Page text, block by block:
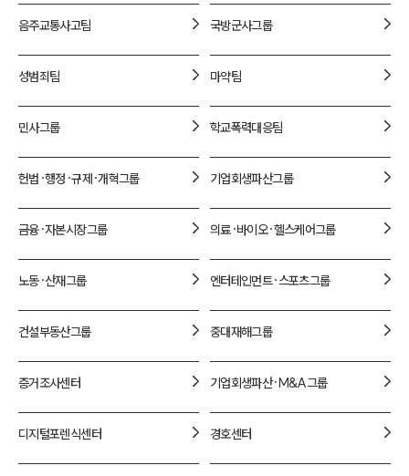
음주교통사고팀 국방군사그룹
성범죄팀 마약팀
민사그룹 학교폭력대응팀
헌법·행정·규제·개혁그룹 기업회생파산그룹
금융·자본시장그룹 의료·바이오·헬스케어그룹
노동·산재그룹 엔터테인먼트·스포츠그룹
건설부동산그룹 중대재해그룹
증거조사센터 기업회생파산·M&A그룹
디지털포렌식센터 경호센터